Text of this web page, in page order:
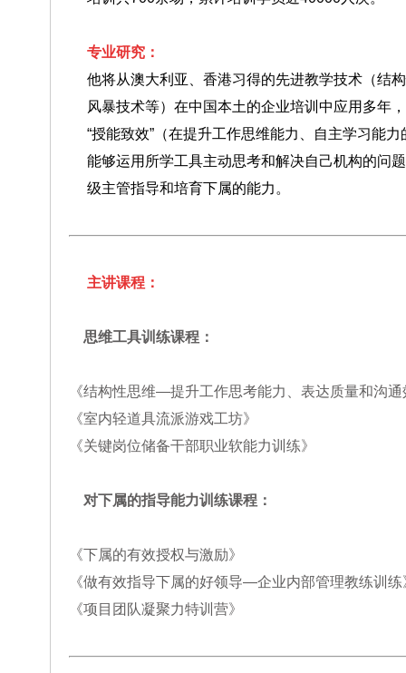
专业研究：
他将从澳大利亚、香港习得的先进教学技术（结
风暴技术等）在中国本土的企业培训中应用多年
“授能致效”（在提升工作思维能力、自主学习能
能够运用所学工具主动思考和解决自己机构的问
级主管指导和培育下属的能力。
主讲课程：
思维工具训练课程：
《结构性思维—提升工作思考能力、表达质量和沟通
《室内轻道具流派游戏工坊》
《关键岗位储备干部职业软能力训练》
对下属的指导能力训练课程：
《下属的有效授权与激励》
《做有效指导下属的好领导—企业内部管理教练训练
《项目团队凝聚力特训营》